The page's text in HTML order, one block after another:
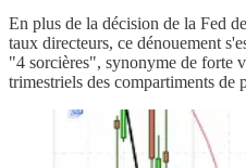
En plus de la décision de la Fed
taux directeurs, ce dénouement
"4 sorcières", synonyme de forte
trimestriels des compartiments de